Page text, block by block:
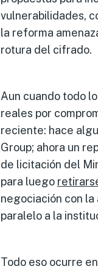
vulnerabilidades,
la reforma
rotura del cifrado.
Aun cuando todo
reales por
reciente: hace
Group; ahora un
de licitación del
para luego
negociación con
paralelo a la
Todo eso ocurre